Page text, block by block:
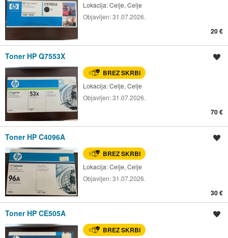
Lokacija:Celje, Celje
Objavljen:31.07.2026.
20 €
Toner HP Q7553X
BREZ SKRBI
Lokacija:Celje, Celje
Objavljen:31.07.2026.
70 €
Toner HP C4096A
BREZ SKRBI
Lokacija:Celje, Celje
Objavljen:31.07.2026.
30 €
Toner HP CE505A
BREZ SKRBI